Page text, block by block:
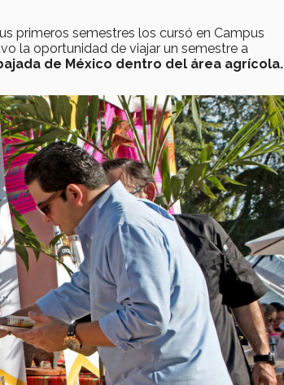
primeros semestres los cursó en Campus
la oportunidad de viajar un semestre a
de México dentro del área agrícola.